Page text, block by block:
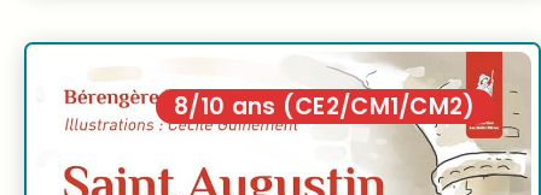
8/10 ans (CE2/CM1/CM2)